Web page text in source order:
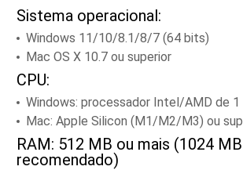
Sistema operacional:
Windows 11/10/8.1/8/7 (64 bits)
Mac OS X 10.7 ou superior
CPU:
Windows: processador Intel/AMD de 1
Mac: Apple Silicon (M1/M2/M3) ou
RAM: 512 MB ou mais (1024 MB
recomendado)